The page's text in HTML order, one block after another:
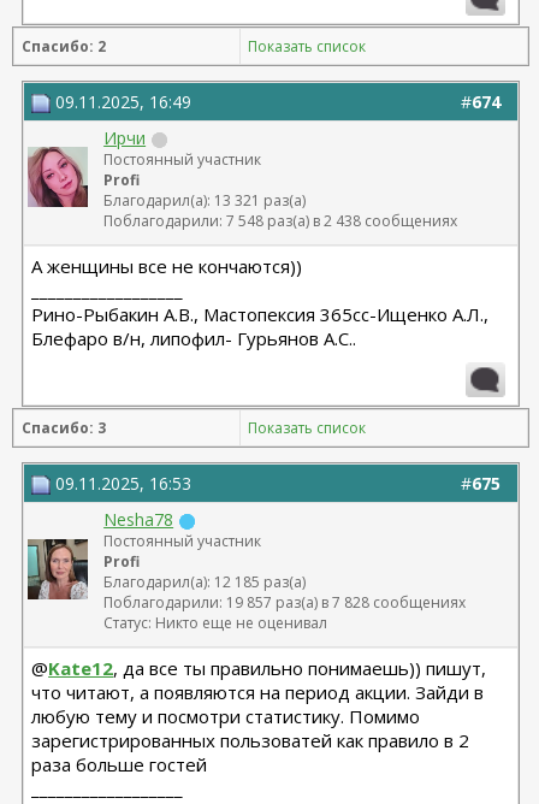
08.2015, allergan 240, 255. Аврамович А.Г., Клиника СЛ
(молодости и красоты)
Спасибо: 2 Показать список
#674
09.11.2025, 16:49
Ирчи
Постоянный участник
Profi
Благодарил(а): 13 321 раз(а)
Поблагодарили: 7 548 раз(а) в 2 438 сообщениях
А женщины все не кончаются))
Рино-Рыбакин А.В., Мастопексия 365сс-Ищенко А.Л.,
Блефаро в/н, липофил- Гурьянов А.С..
Спасибо: 3 Показать список
#675
09.11.2025, 16:53
Nesha78
Постоянный участник
Profi
Благодарил(а): 12 185 раз(а)
Поблагодарили: 19 857 раз(а) в 7 828 сообщениях
Статус: Никто еще не оценивал
@Kate12, да все ты правильно понимаешь)) пишут,
что читают, а появляются на период акции. Зайди в
любую тему и посмотри статистику. Помимо
зарегистрированных пользоватей как правило в 2
раза больше гостей